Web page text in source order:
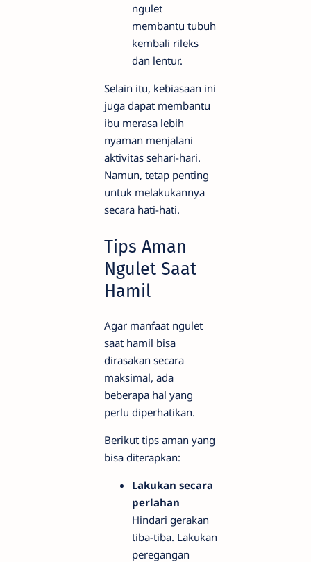
ngulet
membantu tubuh
kembali rileks
dan lentur.
Selain itu, kebiasaan ini
juga dapat membantu
ibu merasa lebih
nyaman menjalani
aktivitas sehari-hari.
Namun, tetap penting
untuk melakukannya
secara hati-hati.
Tips Aman
Ngulet Saat
Hamil
Agar manfaat ngulet
saat hamil bisa
dirasakan secara
maksimal, ada
beberapa hal yang
perlu diperhatikan.
Berikut tips aman yang
bisa diterapkan:
Lakukan secara
perlahan
Hindari gerakan
tiba-tiba. Lakukan
peregangan